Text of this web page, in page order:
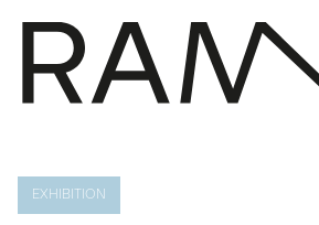
IMPRENSA
EXHIBITION